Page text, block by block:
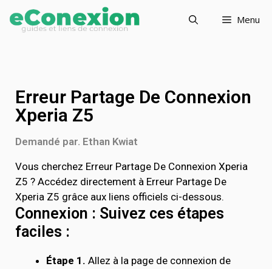
Menu
Erreur Partage De Connexion
Xperia Z5
Demandé par. Ethan Kwiat
Vous cherchez Erreur Partage De Connexion Xperia
Z5 ? Accédez directement à Erreur Partage De
Xperia Z5 grâce aux liens officiels ci-dessous.
Connexion : Suivez ces étapes
faciles :
Étape 1. Allez à la page de connexion de